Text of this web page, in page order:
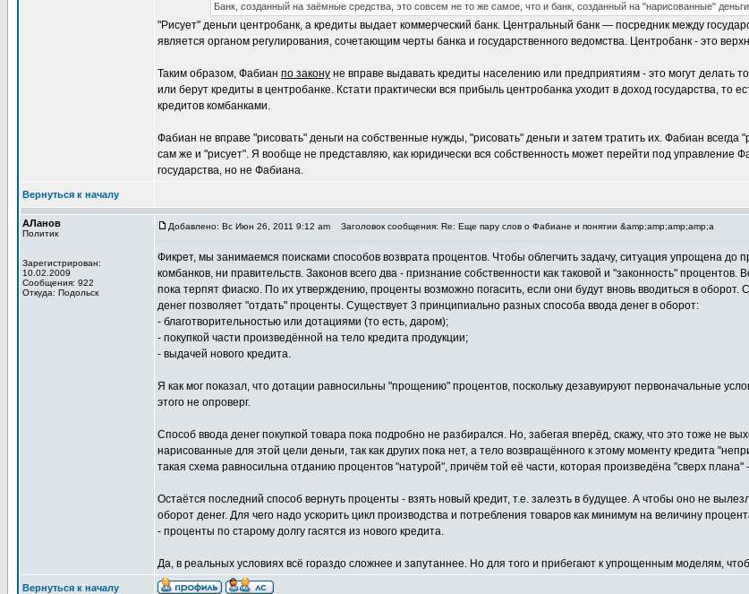
Банк, созданный на заёмные средства, это совсем не то же самое, что и банк, созданный на "нарисованные" деньги.
"Рисует" деньги центробанк, а кредиты выдает коммерческий банк. Центральный банк — посредник между
является органом регулирования, сочетающим черты банка и государственного ведомства. Центробанк - это
Таким образом, Фабиан по закону не вправе выдавать кредиты населению или предприятиям - это могут делать
или берут кредиты в центробанке. Кстати практически вся прибыль центробанка уходит в доход государства, то
кредитов комбанками.
Фабиан не вправе "рисовать" деньги на собственные нужды, "рисовать" деньги и затем тратить их. Фабиан всегда
сам же и "рисует". Я вообще не представляю, как юридически вся собственность может перейти под управление
государства, но не Фабиана.
Вернуться к началу
АЛанов
Политик
Зарегистрирован:
10.02.2009
Сообщения: 922
Откуда: Подольск
Добавлено: Вс Июн 26, 2011 9:12 am Заголовок сообщения: Re: Еще пару слов о Фабиане и понятии &amp;amp;amp;amp;a
Фикрет, мы занимаемся поисками способов возврата процентов. Чтобы облегчить задачу, ситуация упрощена
комбанков, ни правительств. Законов всего два - признание собственности как таковой и "законность"
пока терпят фиаско. По их утверждению, проценты возможно погасить, если они будут вновь вводиться в оборот.
денег позволяет "отдать" проценты. Существует 3 принципиально разных способа ввода денег в оборот:
- благотворительностью или дотациями (то есть, даром);
- покупкой части произведённой на тело кредита продукции;
- выдачей нового кредита.
Я как мог показал, что дотации равносильны "прощению" процентов, поскольку дезавуируют первоначальные
этого не опроверг.
Способ ввода денег покупкой товара пока подробно не разбирался. Но, забегая вперёд, скажу, что это тоже не
нарисованные для этой цели деньги, так как других пока нет, а тело возвращённого к этому моменту кредита
такая схема равносильна отданию процентов "натурой", причём той её части, которая произведёна "сверх
Остаётся последний способ вернуть проценты - взять новый кредит, т.е. залезть в будущее. А чтобы оно не
оборот денег. Для чего надо ускорить цикл производства и потребления товаров как минимум на величину
- проценты по старому долгу гасятся из нового кредита.
Да, в реальных условиях всё гораздо сложнее и запутаннее. Но для того и прибегают к упрощенным моделям,
Вернуться к началу